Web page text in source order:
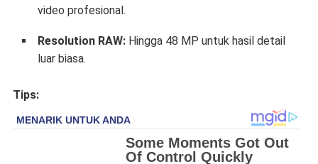
video profesional.
Resolution RAW:Hingga 48 MP untuk hasil detail
luar biasa.
Tips: